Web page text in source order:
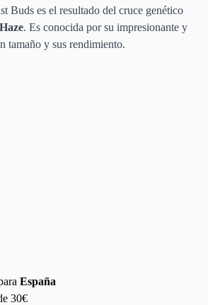
Buds es el resultado del cruce genético
. Es conocida por su impresionante y
tamaño y sus rendimiento.
España
30€